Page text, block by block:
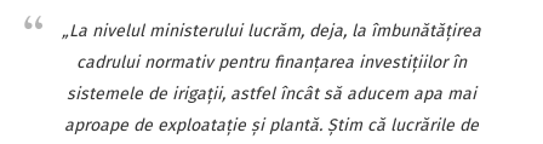
„La nivelul ministerului lucrăm, deja, la îmbunătăţirea
cadrului normativ pentru finanţarea investiţiilor în
sistemele de irigaţii, astfel încât să aducem apa mai
aproape de exploataţie şi plantă. Ştim că lucrările de